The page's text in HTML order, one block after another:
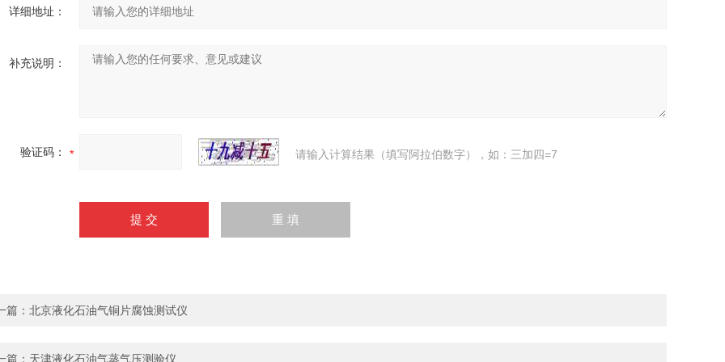
详细地址：
补充说明：
验证码： 请输入计算结果（填写阿拉伯数字），如：三加四=7
篇： 北京液化石油气铜片腐蚀测试仪
篇： 天津液化石油气蒸气压测验仪